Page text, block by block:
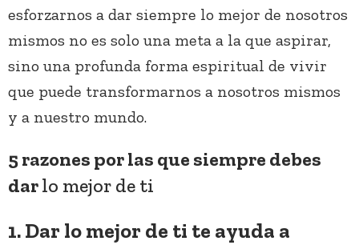
esforzarnos a dar siempre lo mejor de nosotros
mismos no es solo una meta a la que aspirar,
sino una profunda forma espiritual de vivir
que puede transformarnos a nosotros mismos
y a nuestro mundo.
5 razones por las que siempre debes
darlo mejor de ti
1. Dar lo mejor de ti te ayuda a